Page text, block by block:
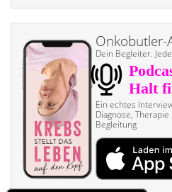
Onkobutler-
Dein Begleiter.
Ein echtes
Diagnose,
Begleitung